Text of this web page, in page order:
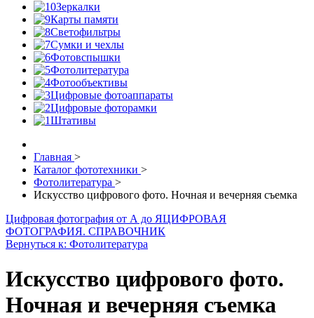
Зеркалки
Карты памяти
Светофильтры
Сумки и чехлы
Фотовспышки
Фотолитература
Фотообъективы
Цифровые фотоаппараты
Цифровые фоторамки
Штативы
Главная >
Каталог фототехники >
Фотолитература >
Искусство цифрового фото. Ночная и вечерняя съемка
Цифровая фотография от А до ЯЦИФРОВАЯ
ФОТОГРАФИЯ. СПРАВОЧНИК
Вернуться к: Фотолитература
Искусство цифрового фото.
Ночная и вечерняя съемка